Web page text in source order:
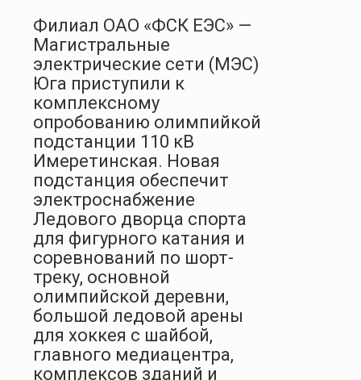
Филиал ОАО «ФСК ЕЭС» —
Магистральные
электрические сети (МЭС)
Юга приступили к
комплексному
опробованию олимпийкой
подстанции 110 кВ
Имеретинская. Новая
подстанция обеспечит
электроснабжение
Ледового дворца спорта
для фигурного катания и
соревнований по шорт-
треку, основной
олимпийской деревни,
большой ледовой арены
для хоккея с шайбой,
главного медиацентра,
комплексов зданий и